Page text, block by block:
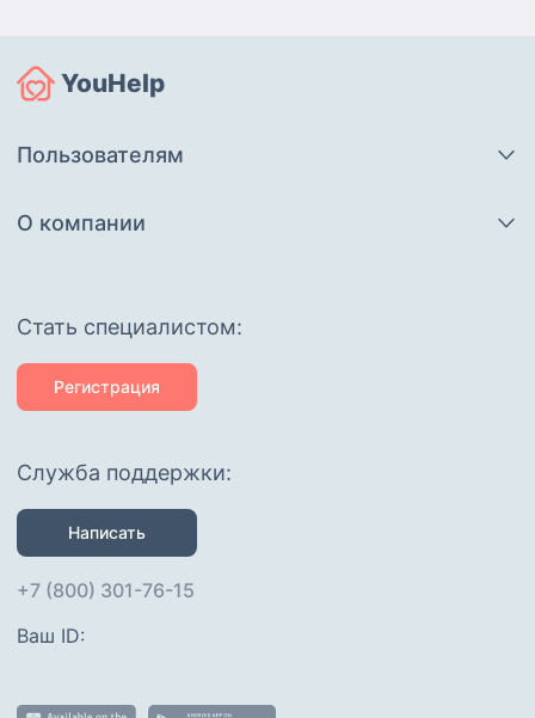
YouHelp
Пользователям
О компании
Cтать специалистом:
Регистрация
Служба поддержки:
Написать
+7 (800) 301-76-15
Ваш ID: